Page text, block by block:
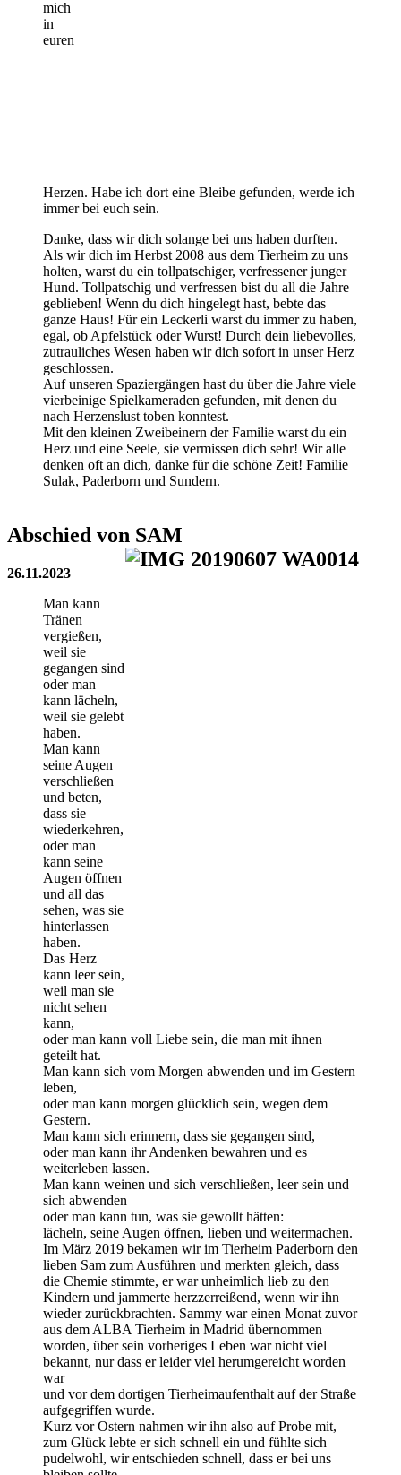
mich
in
euren
Herzen. Habe ich dort eine Bleibe gefunden, werde ich
immer bei euch sein.
Danke, dass wir dich solange bei uns haben durften.
Als wir dich im Herbst 2008 aus dem Tierheim zu uns
holten, warst du ein tollpatschiger, verfressener junger
Hund. Tollpatschig und verfressen bist du all die Jahre
geblieben! Wenn du dich hingelegt hast, bebte das
ganze Haus! Für ein Leckerli warst du immer zu haben,
egal, ob Apfelstück oder Wurst! Durch dein liebevolles,
zutrauliches Wesen haben wir dich sofort in unser Herz
geschlossen.
Auf unseren Spaziergängen hast du über die Jahre viele
vierbeinige Spielkameraden gefunden, mit denen du
nach Herzenslust toben konntest.
Mit den kleinen Zweibeinern der Familie warst du ein
Herz und eine Seele, sie vermissen dich sehr! Wir alle
denken oft an dich, danke für die schöne Zeit! Familie
Sulak, Paderborn und Sundern.
Abschied von SAM
26.11.2023
Man kann
Tränen
vergießen,
weil sie
gegangen sind
oder man
kann lächeln,
weil sie gelebt
haben.
Man kann
seine Augen
verschließen
und beten,
dass sie
wiederkehren,
oder man
kann seine
Augen öffnen
und all das
sehen, was sie
hinterlassen
haben.
Das Herz
kann leer sein,
weil man sie
nicht sehen
kann,
oder man kann voll Liebe sein, die man mit ihnen
geteilt hat.
Man kann sich vom Morgen abwenden und im Gestern
leben,
oder man kann morgen glücklich sein, wegen dem
Gestern.
Man kann sich erinnern, dass sie gegangen sind,
oder man kann ihr Andenken bewahren und es
weiterleben lassen.
Man kann weinen und sich verschließen, leer sein und
sich abwenden
oder man kann tun, was sie gewollt hätten:
lächeln, seine Augen öffnen, lieben und weitermachen.
Im März 2019 bekamen wir im Tierheim Paderborn den
lieben Sam zum Ausführen und merkten gleich, dass
die Chemie stimmte, er war unheimlich lieb zu den
Kindern und jammerte herzzerreißend, wenn wir ihn
wieder zurückbrachten. Sammy war einen Monat zuvor
aus dem ALBA Tierheim in Madrid übernommen
worden, über sein vorheriges Leben war nicht viel
bekannt, nur dass er leider viel herumgereicht worden
war
und vor dem dortigen Tierheimaufenthalt auf der Straße
aufgegriffen wurde.
Kurz vor Ostern nahmen wir ihn also auf Probe mit,
zum Glück lebte er sich schnell ein und fühlte sich
pudelwohl, wir entschieden schnell, dass er bei uns